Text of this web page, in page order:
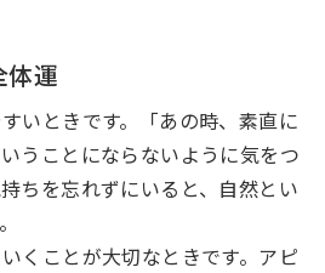
体運
いときです。「あの時、素直に
うことにならないように気をつ
ちを忘れずにいると、自然とい
くことが大切なときです。アピ